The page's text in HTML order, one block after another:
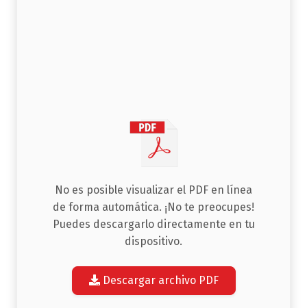
No es posible visualizar el PDF en línea
de forma automática. ¡No te preocupes!
Puedes descargarlo directamente en tu
dispositivo.
Descargar archivo PDF